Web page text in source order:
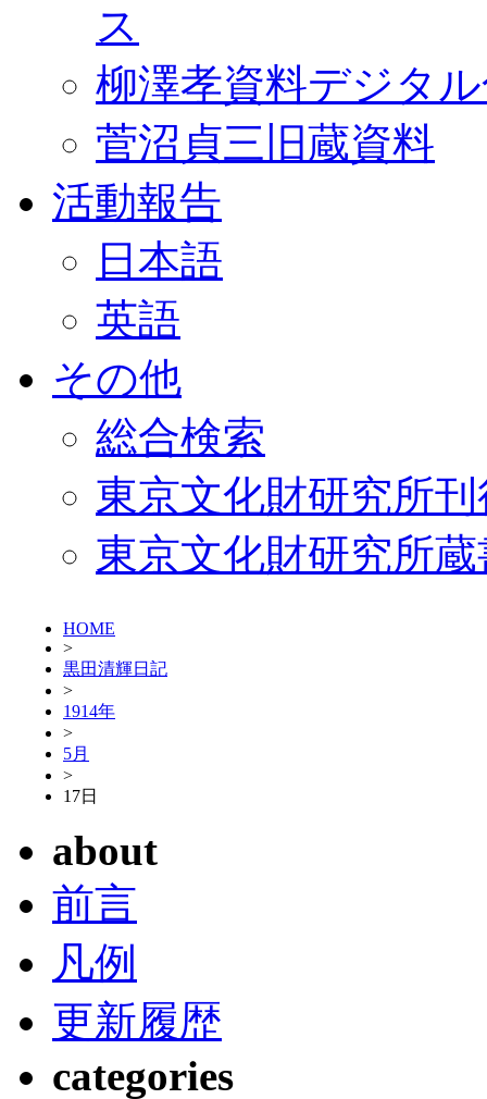
ス
柳澤孝資料デジタ
菅沼貞三旧蔵資料
活動報告
日本語
英語
その他
総合検索
東京文化財研究所
東京文化財研究所
HOME
>
黒田清輝日記
>
1914年
>
5月
>
17日
about
前言
凡例
更新履歴
categories